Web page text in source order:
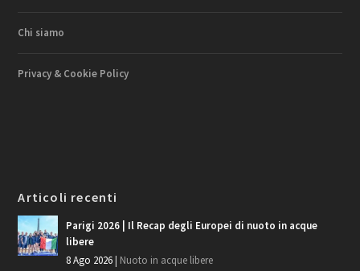
Chi siamo
Privacy & Cookie Policy
Articoli recenti
Parigi 2026 | Il Recap degli Europei di nuoto in acque
libere
8 Ago 2026 Nuoto in acque libere